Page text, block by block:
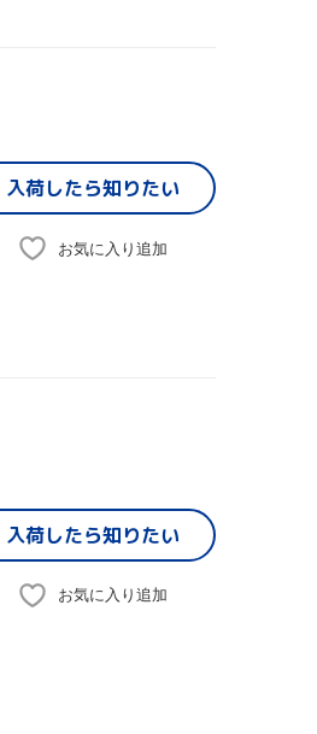
入荷したら知りたい
お気に入り追加
入荷したら知りたい
お気に入り追加